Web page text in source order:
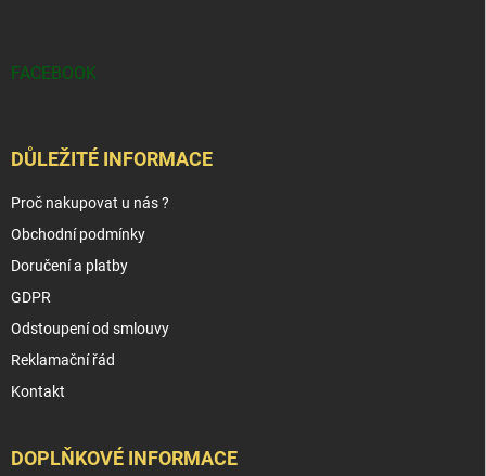
FACEBOOK
DŮLEŽITÉ INFORMACE
Proč nakupovat u nás ?
Obchodní podmínky
Doručení a platby
GDPR
Odstoupení od smlouvy
Reklamační řád
Kontakt
DOPLŇKOVÉ INFORMACE